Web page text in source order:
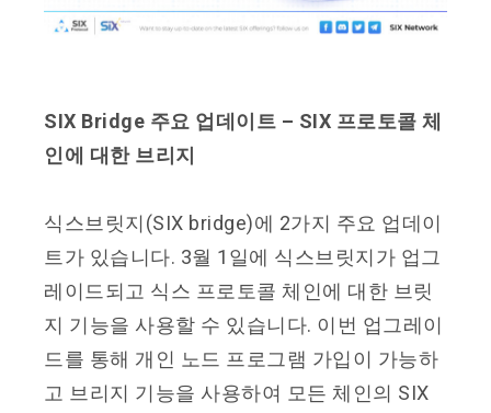
SIX Bridge 주요 업데이트 – SIX 프로토콜 체
인에 대한 브리지
식스브릿지(SIX bridge)에 2가지 주요 업데이
트가 있습니다. 3월 1일에 식스브릿지가 업그
레이드되고 식스 프로토콜 체인에 대한 브릿
지 기능을 사용할 수 있습니다. 이번 업그레이
드를 통해 개인 노드 프로그램 가입이 가능하
고 브리지 기능을 사용하여 모든 체인의 SIX